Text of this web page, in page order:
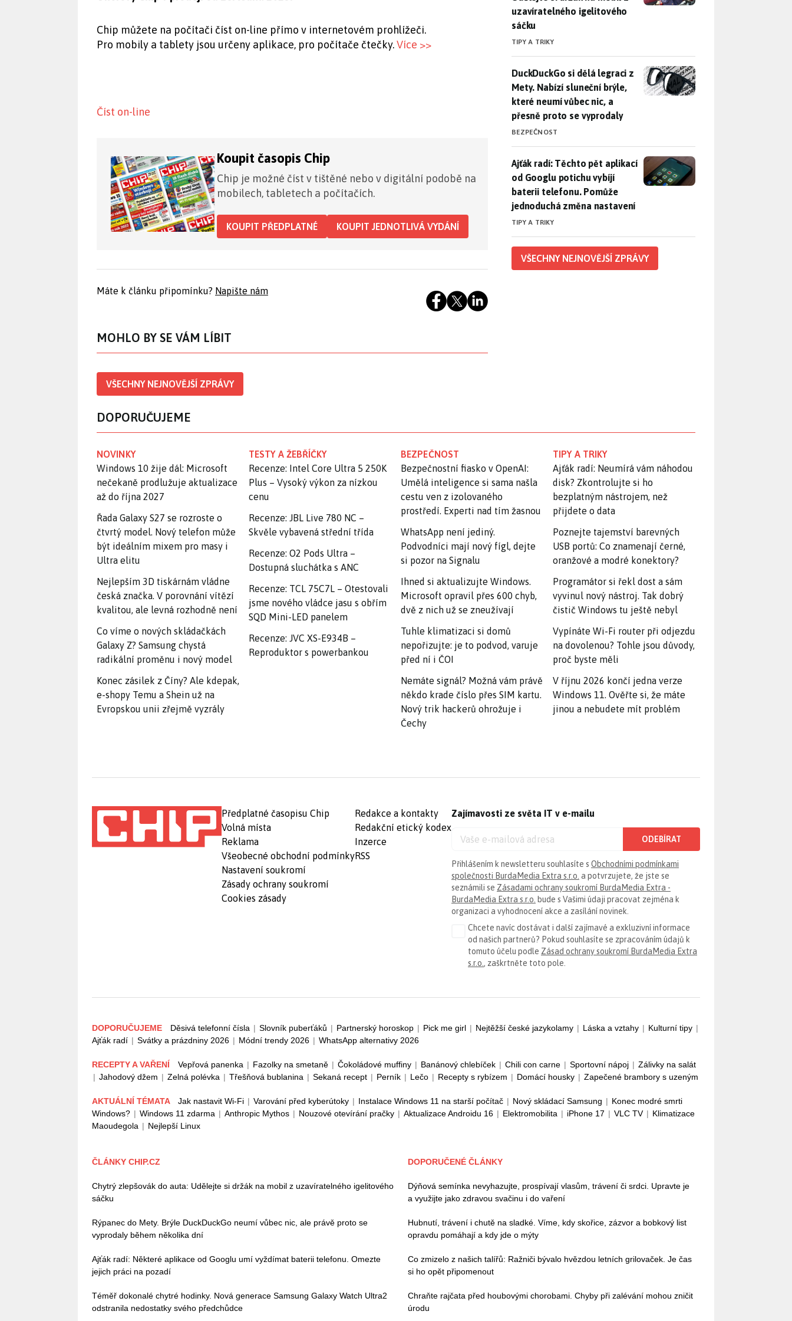
Chip můžete na počítači číst on-line přímo v internetovém prohlížeči.
Pro mobily a tablety jsou určeny aplikace, pro počítače čtečky.Více >>
Číst on-line
Koupit časopis Chip
Chip je možné číst v tištěné nebo v digitální podobě na
mobilech, tabletech a počítačích.
KOUPIT PŘEDPLATNÉ KOUPIT JEDNOTLIVÁ VYDÁNÍ
Máte k článku připomínku? Napište nám
MOHLO BY SE VÁM LÍBIT
VŠECHNY NEJNOVĚJŠÍ ZPRÁVY
uzavíratelného igelitového
sáčku
TIPY A TRIKY
DuckDuckGo si dělá legraci z Mety. Nabízí sluneční brýle, které
DuckDuckGo si dělá legraci z
Mety. Nabízí sluneční brýle,
které neumí vůbec nic, a
přesně proto se vyprodaly
BEZPEČNOST
Ajťák radí: Těchto pět aplikací od Googlu potichu vybíjí baterii
Ajťák radí: Těchto pět aplikací
od Googlu potichu vybíjí
baterii telefonu. Pomůže
jednoduchá změna nastavení
TIPY A TRIKY
VŠECHNY NEJNOVĚJŠÍ ZPRÁVY
DOPORUČUJEME
NOVINKY
Windows 10 žije dál: Microsoft
nečekaně prodlužuje aktualizace
až do října 2027
Řada Galaxy S27 se rozroste o
čtvrtý model. Nový telefon může
být ideálním mixem pro masy i
Ultra elitu
Nejlepším 3D tiskárnám vládne
česká značka. V porovnání vítězí
kvalitou, ale levná rozhodně není
Co víme o nových skládačkách
Galaxy Z? Samsung chystá
radikální proměnu i nový model
Konec zásilek z Číny? Ale kdepak,
e-shopy Temu a Shein už na
Evropskou unii zřejmě vyzrály
TESTY A ŽEBŘÍČKY
Recenze: Intel Core Ultra 5 250K
Plus – Vysoký výkon za nízkou
cenu
Recenze: JBL Live 780 NC –
Skvěle vybavená střední třída
Recenze: O2 Pods Ultra –
Dostupná sluchátka s ANC
Recenze: TCL 75C7L – Otestovali
jsme nového vládce jasu s obřím
SQD Mini-LED panelem
Recenze: JVC XS-E934B –
Reproduktor s powerbankou
BEZPEČNOST
Bezpečnostní fiasko v OpenAI:
Umělá inteligence si sama našla
cestu ven z izolovaného
prostředí. Experti nad tím žasnou
WhatsApp není jediný.
Podvodníci mají nový fígl, dejte
si pozor na Signalu
Ihned si aktualizujte Windows.
Microsoft opravil přes 600 chyb,
dvě z nich už se zneužívají
Tuhle klimatizaci si domů
nepořizujte: je to podvod, varuje
před ní i ČOI
Nemáte signál? Možná vám právě
někdo krade číslo přes SIM kartu.
Nový trik hackerů ohrožuje i
Čechy
TIPY A TRIKY
Ajťák radí: Neumírá vám náhodou
disk? Zkontrolujte si ho
bezplatným nástrojem, než
přijdete o data
Poznejte tajemství barevných
USB portů: Co znamenají černé,
oranžové a modré konektory?
Programátor si řekl dost a sám
vyvinul nový nástroj. Tak dobrý
čistič Windows tu ještě nebyl
Vypínáte Wi-Fi router při odjezdu
na dovolenou? Tohle jsou důvody,
proč byste měli
V říjnu 2026 končí jedna verze
Windows 11. Ověřte si, že máte
jinou a nebudete mít problém
Předplatné časopisu Chip
Volná místa
Reklama
Všeobecné obchodní podmínky
Nastavení soukromí
Zásady ochrany soukromí
Cookies zásady
Redakce a kontakty
Redakční etický kodex
Inzerce
RSS
Zajímavosti ze světa IT v e-mailu
ODEBÍRAT
Přihlášením k newsletteru souhlasíte s Obchodními podmínkami
společnosti BurdaMedia Extra s.r.o. a potvrzujete, že jste se
seznámili se Zásadami ochrany soukromí BurdaMedia Extra -
BurdaMedia Extra s.r.o. bude s Vašimi údaji pracovat zejména k
organizaci a vyhodnocení akce a zasílání novinek.
Chcete navíc dostávat i další zajímavé a exkluzivní informace
od našich partnerů? Pokud souhlasíte se zpracováním údajů k
tomuto účelu podle Zásad ochrany soukromí BurdaMedia Extra
s.r.o. , zaškrtněte toto pole.
DOPORUČUJEME Děsivá telefonní čísla | Slovník puberťáků | Partnerský horoskop | Pick me girl | Nejtěžší české jazykolamy | Láska a vztahy | Kulturní tipy |
Ajťák radí | Svátky a prázdniny 2026 | Módní trendy 2026 | WhatsApp alternativy 2026
RECEPTY A VAŘENÍ Vepřová panenka | Fazolky na smetaně | Čokoládové muffiny | Banánový chlebíček | Chili con carne | Sportovní nápoj | Zálivky na salát
| Jahodový džem | Zelná polévka | Třešňová bublanina | Sekaná recept | Perník | Lečo | Recepty s rybízem | Domácí housky | Zapečené brambory s uzeným
AKTUÁLNÍ TÉMATA Jak nastavit Wi-Fi | Varování před kyberútoky | Instalace Windows 11 na starší počítač | Nový skládací Samsung | Konec modré smrti
Windows? | Windows 11 zdarma | Anthropic Mythos | Nouzové otevírání pračky | Aktualizace Androidu 16 | Elektromobilita | iPhone 17 | VLC TV | Klimatizace
Maoudegola | Nejlepší Linux
ČLÁNKY CHIP.CZ
Chytrý zlepšovák do auta: Udělejte si držák na mobil z uzavíratelného igelitového
sáčku
Rýpanec do Mety. Brýle DuckDuckGo neumí vůbec nic, ale právě proto se
vyprodaly během několika dní
Ajťák radí: Některé aplikace od Googlu umí vyždímat baterii telefonu. Omezte
jejich práci na pozadí
Téměř dokonalé chytré hodinky. Nová generace Samsung Galaxy Watch Ultra2
odstranila nedostatky svého předchůdce
DOPORUČENÉ ČLÁNKY
Dýňová semínka nevyhazujte, prospívají vlasům, trávení či srdci. Upravte je
a využijte jako zdravou svačinu i do vaření
Hubnutí, trávení i chutě na sladké. Víme, kdy skořice, zázvor a bobkový list
opravdu pomáhají a kdy jde o mýty
Co zmizelo z našich talířů: Ražniči bývalo hvězdou letních grilovaček. Je čas
si ho opět připomenout
Chraňte rajčata před houbovými chorobami. Chyby při zalévání mohou zničit
úrodu